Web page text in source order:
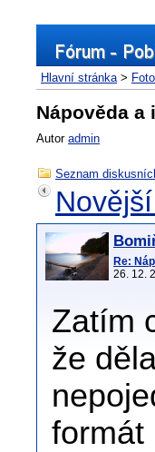
Hlavní stránka>
Nápověda
Autor admin
Seznam
Re:
26. 12.
Zatím
že
formát